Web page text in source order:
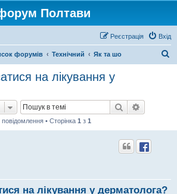
Полтави
Вхід
Реєстрація
форумів Технічний Як та шо
на лікування у
Пошук
повідомлення • Сторінка 1 з 1
на лікування у дерматолога?